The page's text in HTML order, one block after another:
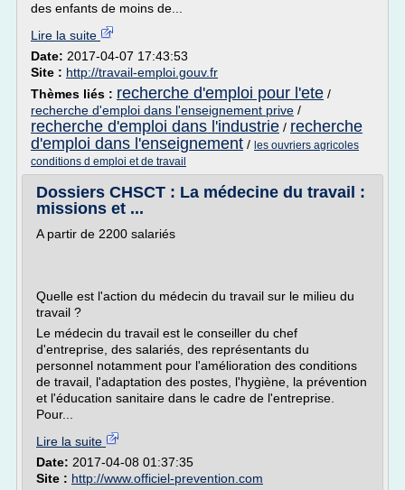
des enfants de moins de...
Lire la suite
Date: 2017-04-07 17:43:53
Site : http://travail-emploi.gouv.fr
Thèmes liés : recherche d'emploi pour l'ete /
recherche d'emploi dans l'enseignement prive /
recherche d'emploi dans l'industrie / recherche
d'emploi dans l'enseignement / les ouvriers agricoles
conditions d emploi et de travail
Dossiers CHSCT : La médecine du travail :
missions et ...
A partir de 2200 salariés
Quelle est l'action du médecin du travail sur le milieu du
travail ?
Le médecin du travail est le conseiller du chef
d'entreprise, des salariés, des représentants du
personnel notamment pour l'amélioration des conditions
de travail, l'adaptation des postes, l'hygiène, la prévention
et l'éducation sanitaire dans le cadre de l'entreprise.
Pour...
Lire la suite
Date: 2017-04-08 01:37:35
Site : http://www.officiel-prevention.com